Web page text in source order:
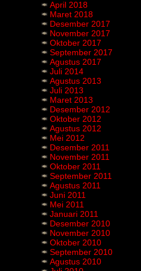
April 2018
Maret 2018
Desember 2017
November 2017
Oktober 2017
September 2017
Agustus 2017
Juli 2014
Agustus 2013
Juli 2013
Maret 2013
Desember 2012
Oktober 2012
Agustus 2012
Mei 2012
Desember 2011
November 2011
Oktober 2011
September 2011
Agustus 2011
Juni 2011
Mei 2011
Januari 2011
Desember 2010
November 2010
Oktober 2010
September 2010
Agustus 2010